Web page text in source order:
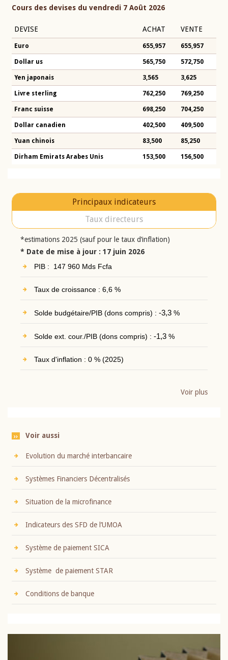
Cours des devises du vendredi 7 Août 2026
DEVISE ACHAT VENTE
Euro 655,957 655,957
Dollar us 565,750 572,750
Yen japonais 3,565 3,625
Livre sterling 762,250 769,250
Franc suisse 698,250 704,250
Dollar canadien 402,500 409,500
Yuan chinois 83,500 85,250
Dirham Emirats Arabes Unis 153,500 156,500
Principaux indicateurs
Taux directeurs
*estimations 2025 (sauf pour le taux d’inflation)
* Date de mise à jour : 17 juin 2026
PIB : 147 960 Mds Fcfa
Taux de croissance : 6,6 %
Solde budgétaire/PIB (dons compris) : -3,3%
Solde ext. cour./PIB (dons compris) : -1,3%
Taux d'inflation : 0 % (2025)
Voir plus
Voir aussi
Evolution du marché interbancaire
Systèmes Financiers Décentralisés
Situation de la microfinance
Indicateurs des SFD de l’UMOA
Système de paiement SICA
Système de paiement STAR
Conditions de banque